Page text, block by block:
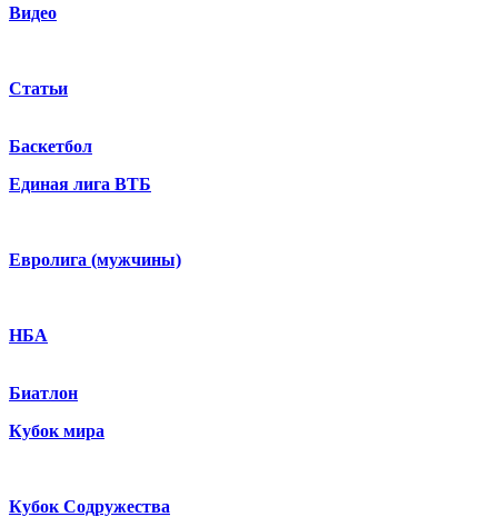
Видео
Статьи
Баскетбол
Единая лига ВТБ
Евролига (мужчины)
НБА
Биатлон
Кубок мира
Кубок Содружества